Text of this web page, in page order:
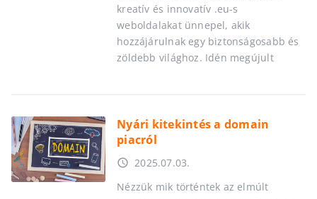
kreatív és innovatív .eu-s
weboldalakat ünnepel, akik
hozzájárulnak egy biztonságosabb és
zöldebb világhoz. Idén megújult
Nyári kitekintés a domain
piacról
access_time 2025.07.03.
Nézzük mik történtek az elmúlt